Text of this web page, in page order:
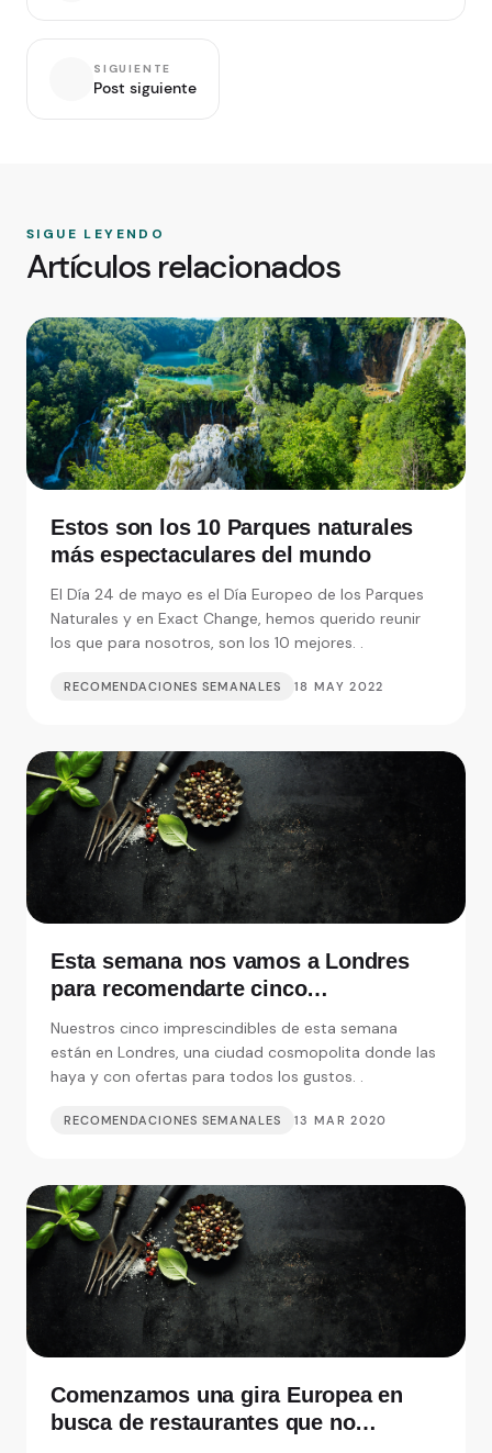
SIGUIENTE
Post siguiente
SIGUE LEYENDO
Artículos relacionados
Estos son los 10 Parques naturales
más espectaculares del mundo
El Día 24 de mayo es el Día Europeo de los Parques
Naturales y en Exact Change, hemos querido reunir
los que para nosotros, son los 10 mejores. .
RECOMENDACIONES SEMANALES 18 MAY 2022
Esta semana nos vamos a Londres
para recomendarte cinco
imprescindibles
Nuestros cinco imprescindibles de esta semana
están en Londres, una ciudad cosmopolita donde las
haya y con ofertas para todos los gustos. .
RECOMENDACIONES SEMANALES 13 MAR 2020
Comenzamos una gira Europea en
busca de restaurantes que no